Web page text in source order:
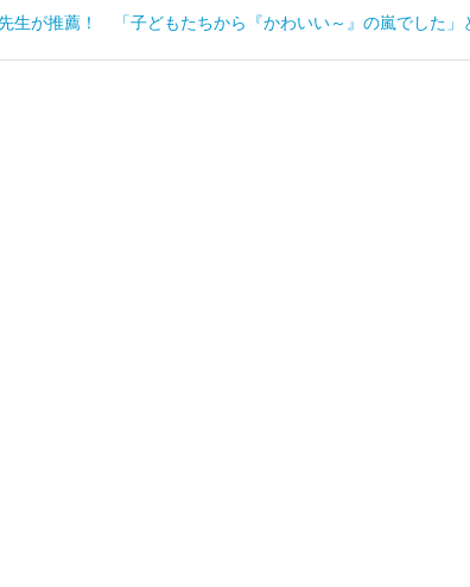
生が推薦！ 「子どもたちから『かわいい～』の嵐でした」